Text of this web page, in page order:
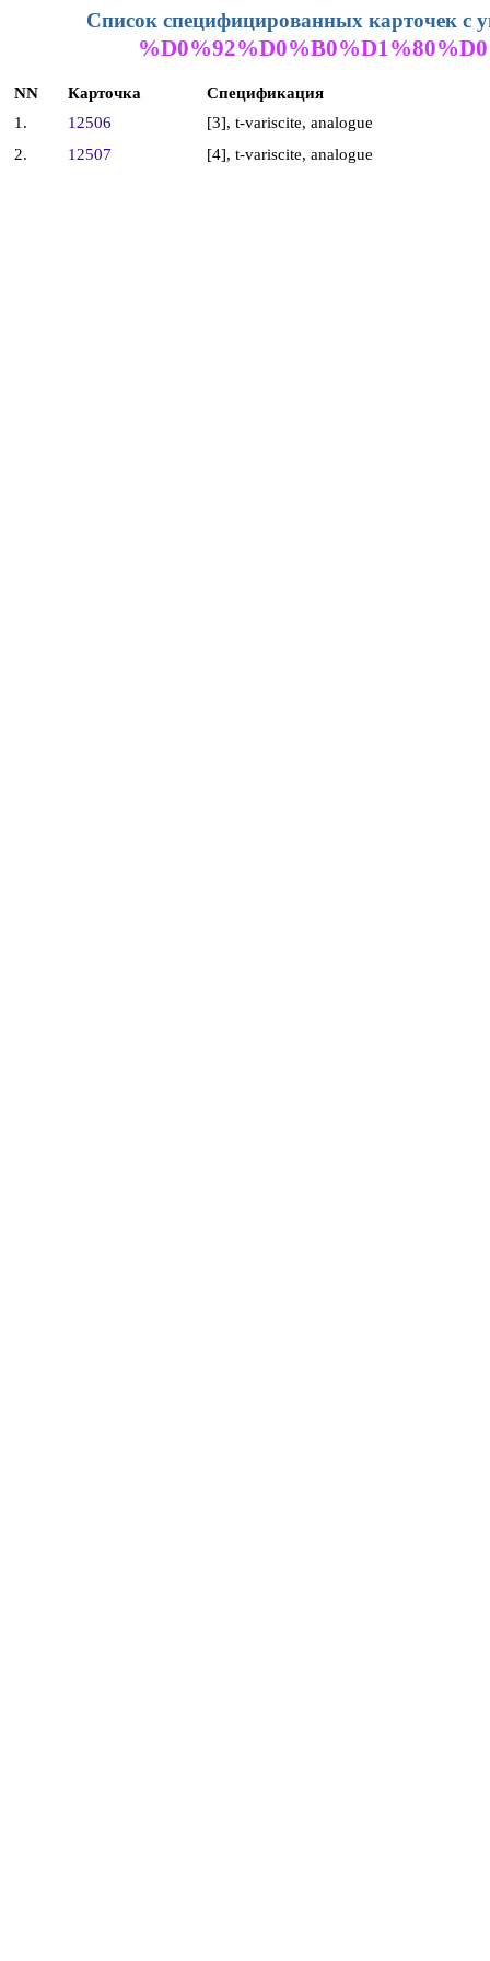
Список специфицированных карточек
NN Карточка
Спецификация
1.
12506
[3], t-variscite, analogue
2.
12507 [4], t-variscite, analogue